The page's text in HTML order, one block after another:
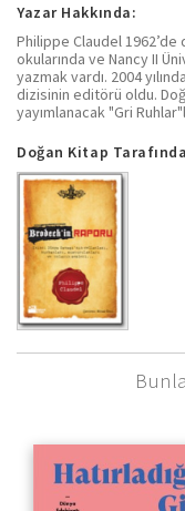
Yazar Hakkında:
Philippe Claudel
okularında ve Nancy II
yazmak vardı. 2004
dizisinin editörü oldu.
yayımlanacak "Gri
Doğan Kitap